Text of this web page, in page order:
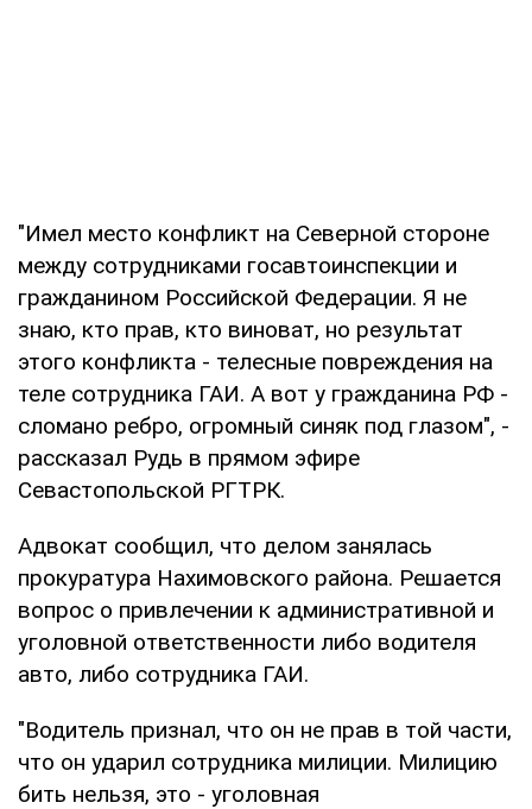
"Имел место конфликт на Северной стороне
между сотрудниками госавтоинспекции и
гражданином Российской Федерации. Я не
знаю, кто прав, кто виноват, но результат
этого конфликта - телесные повреждения на
теле сотрудника ГАИ. А вот у гражданина РФ -
сломано ребро, огромный синяк под глазом", -
рассказал Рудь в прямом эфире
Севастопольской РГТРК.
Адвокат сообщил, что делом занялась
прокуратура Нахимовского района. Решается
вопрос о привлечении к административной и
уголовной ответственности либо водителя
авто, либо сотрудника ГАИ.
"Водитель признал, что он не прав в той части,
что он ударил сотрудника милиции. Милицию
бить нельзя, это - уголовная